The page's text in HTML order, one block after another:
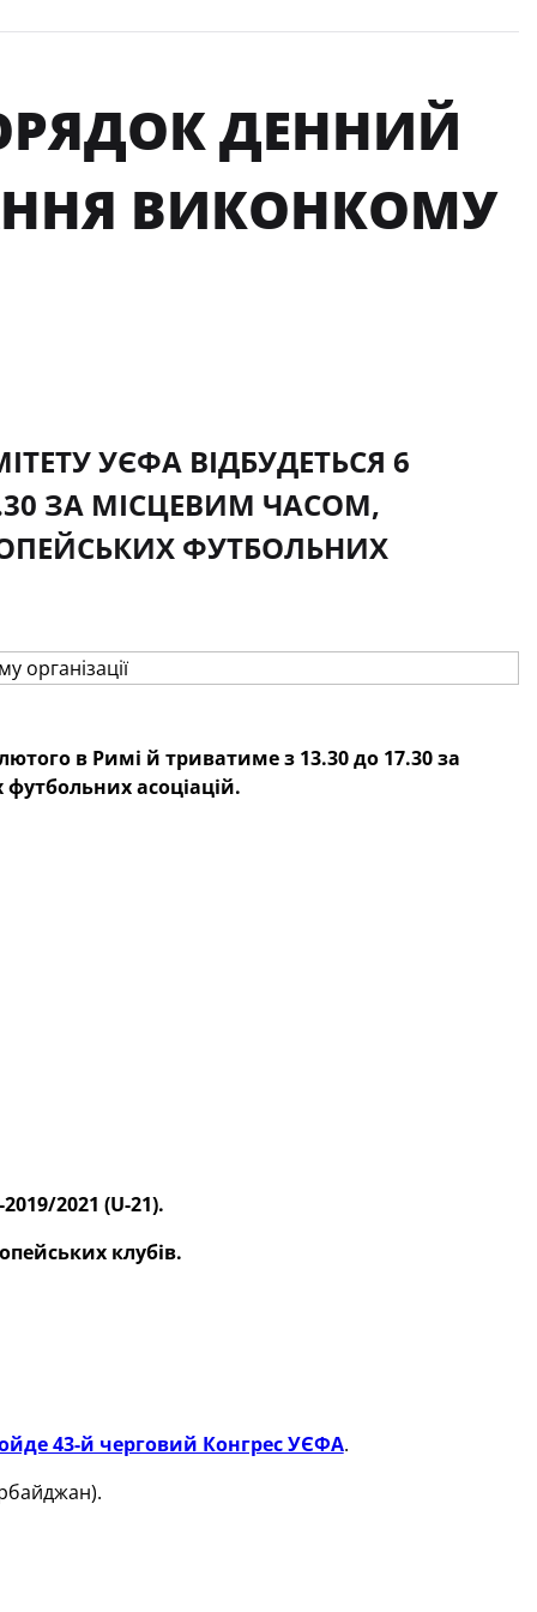
ДЕННИЙ
ВИКОНКОМУ
УЄФА ВІДБУДЕТЬСЯ 6
ЗА МІСЦЕВИМ ЧАСОМ,
ФУТБОЛЬНИХ
в Римі й триватиме з 13.30 до 17.30 за
асоціацій.
2021 (U-21).
клубів.
43-й черговий Конгрес УЄФА.